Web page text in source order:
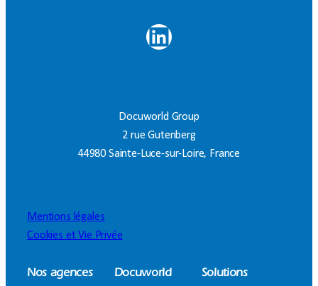
LinkedIn
Docuworld Group
2 rue Gutenberg
44980 Sainte-Luce-sur-Loire, France
Mentions légales
Cookies et Vie Privée
Nos agences Docuworld Solutions